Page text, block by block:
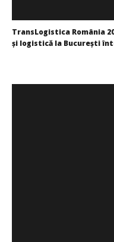
TransLogistica România
și logistică la București